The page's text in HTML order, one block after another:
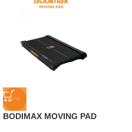
-4%
BODIMAX MOVING PAD